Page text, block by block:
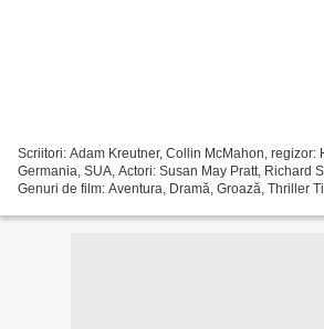
Scriitori: Adam Kreutner, Collin McMahon, regizor:
Germania, SUA, Actori: Susan May Pratt, Richard
Genuri de film: Aventura, Dramă, Groază, Thriller